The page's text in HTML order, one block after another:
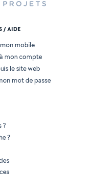
/ AIDE
mon mobile
mon compte
le site web
mot de passe
?
?